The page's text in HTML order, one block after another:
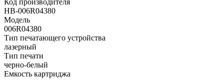
Код производителя
HB-006R04380
Модель
006R04380
Тип печатающего устройства
лазерный
Тип печати
черно-белый
Емкость картриджа